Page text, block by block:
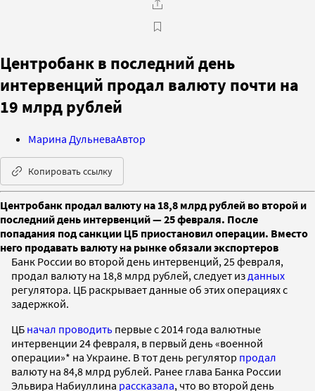
Центробанк в последний день
интервенций продал валюту почти на
19 млрд рублей
Марина ДульневаАвтор
Копировать ссылку
Центробанк продал валюту на 18,8 млрд рублей во второй и
последний день интервенций — 25 февраля. После
попадания под санкции ЦБ приостановил операции. Вместо
него продавать валюту на рынке обязали экспортеров
Банк России во второй день интервенций, 25 февраля,
продал валюту на 18,8 млрд рублей, следует из данных
регулятора. ЦБ раскрывает данные об этих операциях с
задержкой.
ЦБ начал проводить первые с 2014 года валютные
интервенции 24 февраля, в первый день «военной
операции»* на Украине. В тот день регулятор продал
валюту на 84,8 млрд рублей. Ранее глава Банка России
Эльвира Набиуллина рассказала, что во второй день